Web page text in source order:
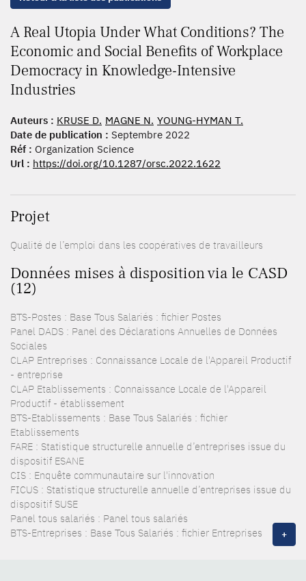
A Real Utopia Under What Conditions? The
Economic and Social Benefits of Workplace
Democracy in Knowledge-Intensive
Industries
Auteurs : KRUSE D. MAGNE N. YOUNG-HYMAN T.
Date de publication : Septembre 2022
Réf : Organization Science
Url : https://doi.org/10.1287/orsc.2022.1622
Projet
Qualité de l’emploi dans les coopératives de travailleurs
Données mises à disposition via le CASD
(12)
BTS-Postes : Base Tous Salariés : fichier Postes
Panel DADS : Panel des Déclarations Annuelles de Données
Sociales
CLAP Entreprises : Connaissance Locale de l'Appareil Productif
- entreprise
CLAP Etablissements : Connaissance Locale de l'Appareil
Productif - établissement
BTS-Etablissements : Base Tous Salariés : fichier
Etablissements
FARE : Statistique structurelle annuelle d’entreprises issue du
dispositif ESANE
CIS : Enquête communautaire sur l'innovation
FICUS : Statistique structurelle annuelle d’entreprises issue du
dispositif SUSE
Panel tous salariés : Panel tous salariés
BTS-Entreprises : Base Tous Salariés : fichier Entreprises
+